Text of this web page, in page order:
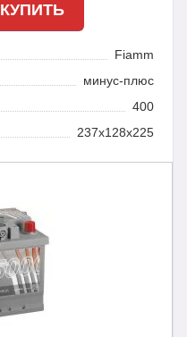
КУПИТЬ
Fiamm
минус-плюс
400
237x128x225